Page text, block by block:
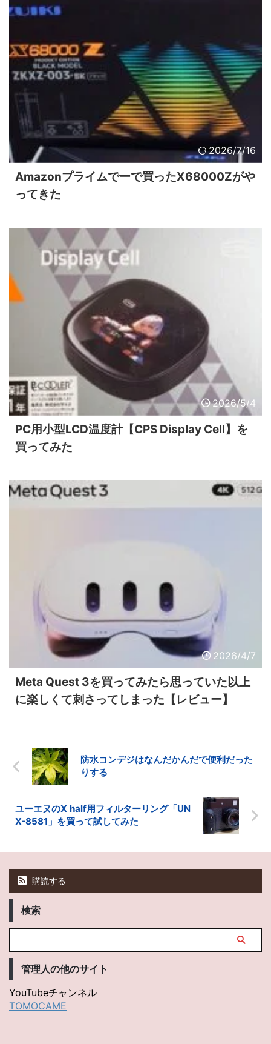
2026/7/16
Amazonプライムでーで買ったX68000Zがや
ってきた
2026/5/4
PC用小型LCD温度計【CPS Display Cell】を
買ってみた
2026/4/7
Meta Quest 3を買ってみたら思っていた以上
に楽しくて刺さってしまった【レビュー】
防水コンデジはなんだかんだで便利だった
りする
ユーエヌのX half用フィルターリング「UN
X-8581」を買って試してみた
購読する
検索
管理人の他のサイト
YouTubeチャンネル
TOMOCAME